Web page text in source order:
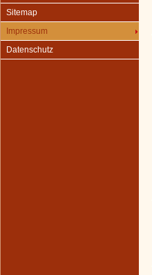
Sitemap
Impressum
Datenschutz